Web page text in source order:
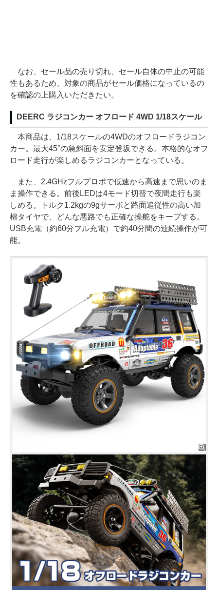
なお、セール品の売り切れ、セール自体の中止の可能
性もあるため、対象の商品がセール価格になっているの
を確認の上購入いただきたい。
DEERC ラジコンカー オフロード 4WD 1/18スケール
本商品は、1/18スケールの4WDのオフロードラジコン
カー。最大45°の急斜面を安定登坂できる。本格的なオフ
ロード走行が楽しめるラジコンカーとなっている。
また、2.4GHzフルプロポで低速から高速まで思いのま
ま操作できる。前後LEDは4モード切替で夜間走行も楽
しめる。トルク1.2kgの9gサーボと路面追従性の高い加
棉タイヤで、どんな悪路でも正確な操舵をキープする。
USB充電（約60分フル充電）で約40分間の連続操作が可
能。